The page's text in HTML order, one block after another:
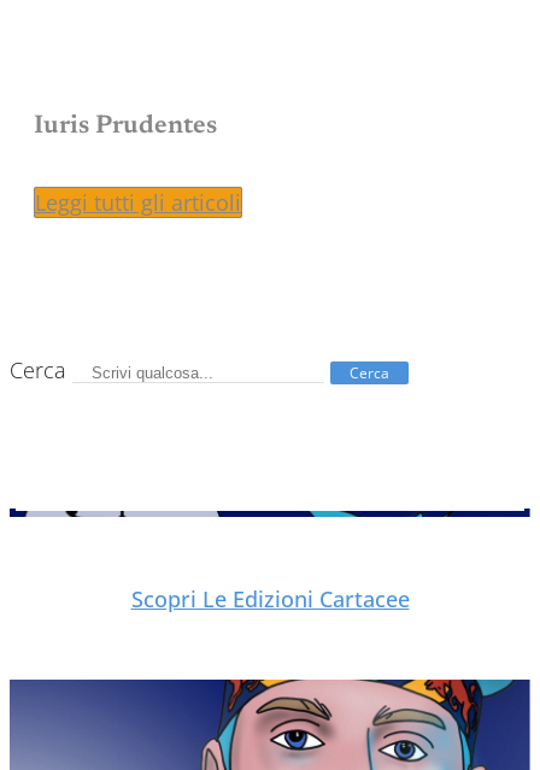
Iuris Prudentes
Leggi tutti gli articoli
Cerca Cerca
Scopri Le Edizioni Cartacee